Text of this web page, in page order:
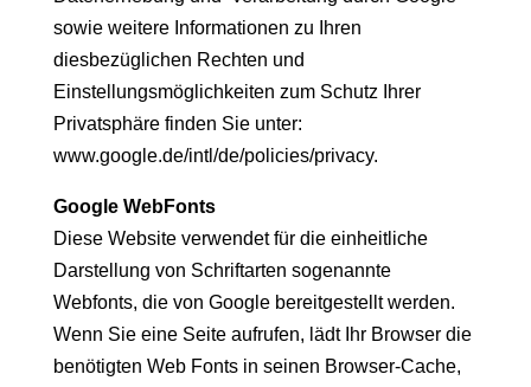
sowie weitere Informationen zu Ihren
diesbezüglichen Rechten und
Einstellungsmöglichkeiten zum Schutz Ihrer
Privatsphäre finden Sie unter:
www.google.de/intl/de/policies/privacy.
Google WebFonts
Diese Website verwendet für die einheitliche
Darstellung von Schriftarten sogenannte
Webfonts, die von Google bereitgestellt werden.
Wenn Sie eine Seite aufrufen, lädt Ihr Browser die
benötigten Web Fonts in seinen Browser-Cache,